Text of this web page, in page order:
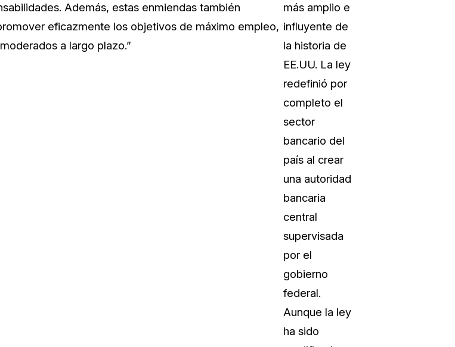
Además, estas enmiendas también
eficazmente los objetivos de máximo empleo,
a largo plazo.”
más amplio e
influyente de
la historia de
EE.UU. La ley
redefinió por
completo el
sector
bancario del
país al crear
una autoridad
bancaria
central
supervisada
por el
gobierno
federal.
Aunque la ley
ha sido